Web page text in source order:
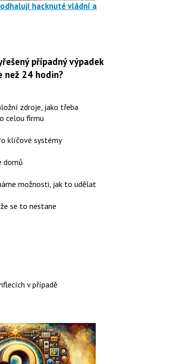
hacknuté vládní a
případný výpadek
než 24 hodin?
zdroje, jako třeba
celou firmu
klíčové systémy
domů
možnosti, jak to udělat
se to nestane
v případě